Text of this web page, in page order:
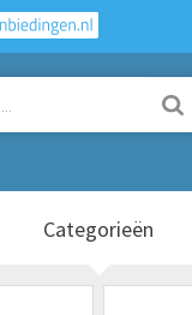
Categorieën